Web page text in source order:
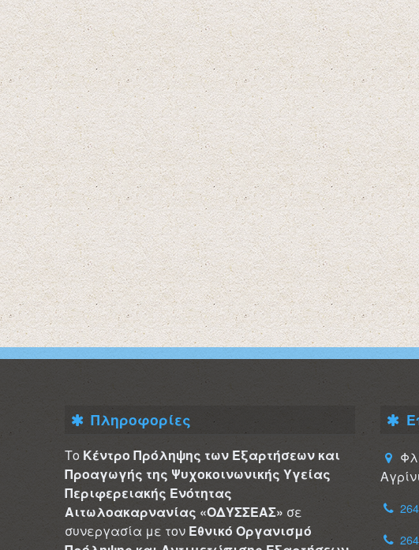
Πληροφορίες
Το Κέντρο Πρόληψης των Εξαρτήσεων και
Προαγωγής της Ψυχοκοινωνικής Υγείας
Περιφερειακής Ενότητας
Αιτωλοακαρνανίας «ΟΔΥΣΣΕΑΣ» σε
συνεργασία με τον Εθνικό Οργανισμό